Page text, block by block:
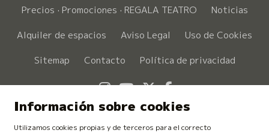
Precios · Promociones · REGALA TEATRO
Noticias
Alquiler de espacios
Aviso Legal
Uso de Cookies
Sitemap
Contacto Política de privacidad
Link a instagram
Link a youtube
Link a twitter
Link a
Información sobre cookies
Utilizamos cookies propias y de terceros para el correcto